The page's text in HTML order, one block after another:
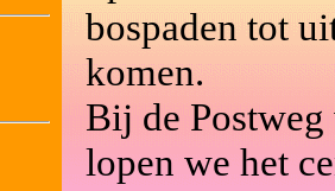
bospaden tot
komen.
Bij de
lopen we het